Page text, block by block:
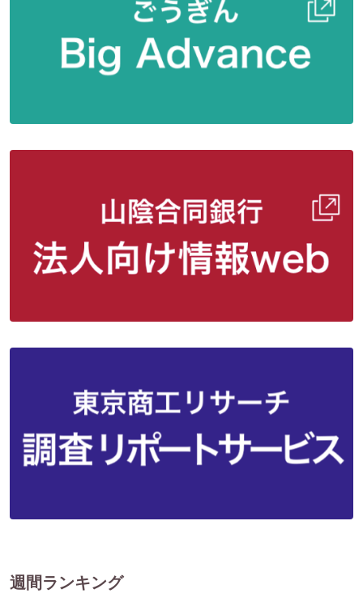
週間ランキング